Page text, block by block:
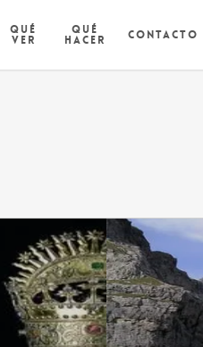
Qué
ver
Qué
hacer Contacto